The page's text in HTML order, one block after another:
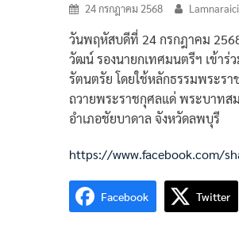
24 กรกฎาคม 2568
วันพฤหัสบดีที่ 24 กรกฎาคม
วัฒน์ รองนายกเทศมนตรีฯ เข้าร่
รัตนตรัย โดยใช้หลักธรรมพระร
ถวายพระราชกุศลแด่ พระบาทส
อำเภอชัยบาดาล จังหวัดลพบุรี
https://www.facebook.com/
Facebook Twitter